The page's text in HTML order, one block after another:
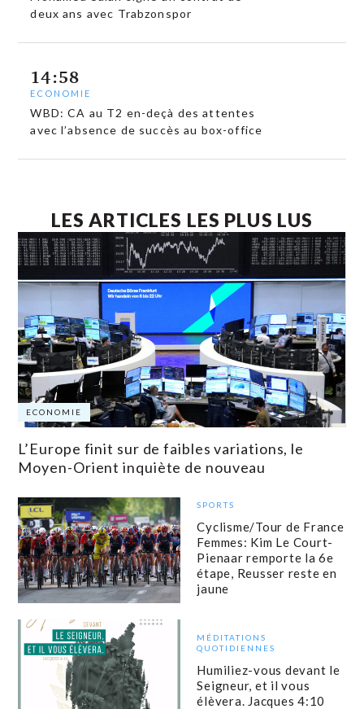
deux ans avec Trabzonspor
14:58
ECONOMIE
WBD: CA au T2 en-deçà des attentes
avec l’absence de succès au box-office
LES ARTICLES LES PLUS LUS
ECONOMIE
L’Europe finit sur de faibles variations, le
Moyen-Orient inquiète de nouveau
SPORTS
Cyclisme/Tour de France
Femmes: Kim Le Court-
Pienaar remporte la 6e
étape, Reusser reste en
jaune
MÉDITATIONS
QUOTIDIENNES
Humiliez-vous devant le
Seigneur, et il vous
élèvera. Jacques 4:10